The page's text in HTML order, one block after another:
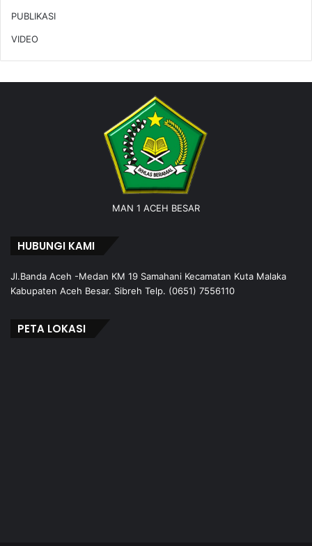
PUBLIKASI
VIDEO
MAN 1 ACEH BESAR
HUBUNGI KAMI
Jl.Banda Aceh -Medan KM 19 Samahani Kecamatan Kuta Malaka
Kabupaten Aceh Besar. Sibreh Telp. (0651) 7556110
PETA LOKASI